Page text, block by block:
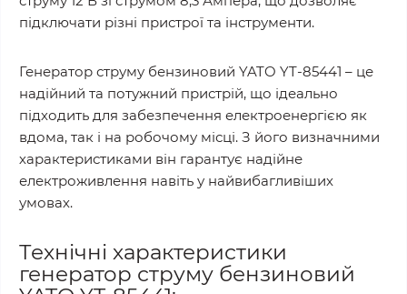
підключати різні пристрої та інструменти.
Генератор струму бензиновий YATO YT-85441 – це
надійний та потужний пристрій, що ідеально
підходить для забезпечення електроенергією як
вдома, так і на робочому місці. З його визначними
характеристиками він гарантує надійне
електроживлення навіть у найвибагливіших
умовах.
Технічні характеристики
генератор струму бензиновий